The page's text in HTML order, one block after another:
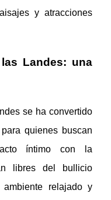
y atracciones
Landes: una
se ha convertido
quienes buscan
íntimo con la
libres del bullicio
relajado y